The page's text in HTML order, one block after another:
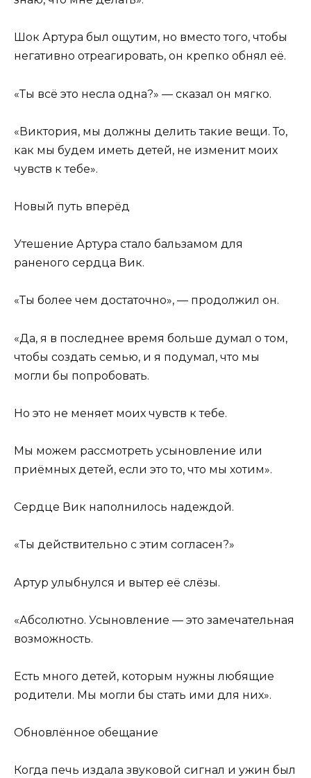
Шок Артура был ощутим, но вместо того, чтобы
негативно отреагировать, он крепко обнял её.
«Ты всё это несла одна?» — сказал он мягко.
«Виктория, мы должны делить такие вещи. То,
как мы будем иметь детей, не изменит моих
чувств к тебе».
Новый путь вперёд
Утешение Артура стало бальзамом для
раненого сердца Вик.
«Ты более чем достаточно», — продолжил он.
«Да, я в последнее время больше думал о том,
чтобы создать семью, и я подумал, что мы
могли бы попробовать.
Но это не меняет моих чувств к тебе.
Мы можем рассмотреть усыновление или
приёмных детей, если это то, что мы хотим».
Сердце Вик наполнилось надеждой.
«Ты действительно с этим согласен?»
Артур улыбнулся и вытер её слёзы.
«Абсолютно. Усыновление — это замечательная
возможность.
Есть много детей, которым нужны любящие
родители. Мы могли бы стать ими для них».
Обновлённое обещание
Когда печь издала звуковой сигнал и ужин был